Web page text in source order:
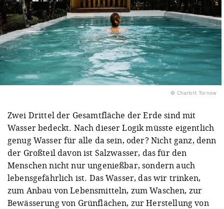
© Charlott Tornow
Zwei Drittel der Gesamtfläche der Erde sind mit
Wasser bedeckt. Nach dieser Logik müsste eigentlich
genug Wasser für alle da sein, oder? Nicht ganz, denn
der Großteil davon ist Salzwasser, das für den
Menschen nicht nur ungenießbar, sondern auch
lebensgefährlich ist. Das Wasser, das wir trinken,
zum Anbau von Lebensmitteln, zum Waschen, zur
Bewässerung von Grünflächen, zur Herstellung von